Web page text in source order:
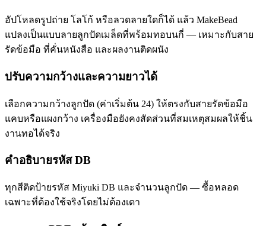
อัปโหลดรูปถ่าย โลโก้ หรือลวดลายใดก็ได้ แล้ว MakeBead
แปลงเป็นแบบลายลูกปัดเมล็ดที่พร้อมทอบนกี่ — เหมาะกับสาย
รัดข้อมือ ที่คั่นหนังสือ และผลงานติดผนัง
ปรับความกว้างและความยาวได้
เลือกความกว้างลูกปัด (ค่าเริ่มต้น 24) ให้ตรงกับสายรัดข้อมือ
แคบหรือแผงกว้าง เครื่องมือยังคงสัดส่วนที่สมเหตุสมผลให้ชิ้น
งานทอได้จริง
คำอธิบายรหัส DB
ทุกสีติดป้ายรหัส Miyuki DB และจำนวนลูกปัด — ซื้อหลอด
เฉพาะที่ต้องใช้จริงโดยไม่ต้องเดา